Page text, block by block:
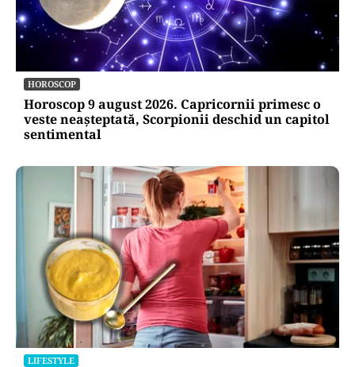
HOROSCOP
Horoscop 9 august 2026. Capricornii primesc o
veste neașteptată, Scorpionii deschid un capitol
sentimental
LIFESTYLE